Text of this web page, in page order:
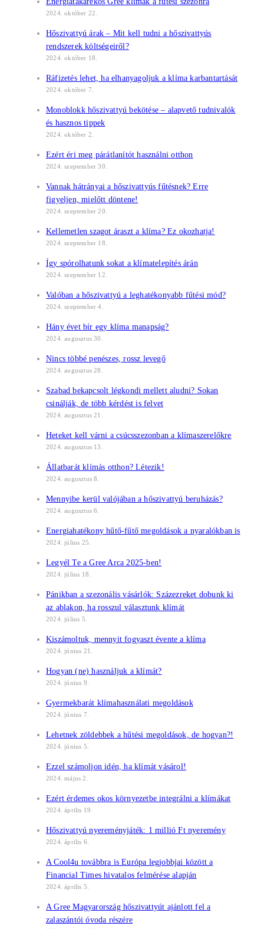
2024. október 22.
Hőszivattyú árak – Mit kell tudni a hőszivattyús
rendszerek költségeiről?
2024. október 18.
Ráfizetés lehet, ha elhanyagoljuk a klíma karbantartását
2024. október 7.
Monoblokk hőszivattyú bekötése – alapvető tudnivalók
és hasznos tippek
2024. október 2.
Ezért éri meg párátlanítót használni otthon
2024. szeptember 30.
Vannak hátrányai a hőszivattyús fűtésnek? Erre
figyeljen, mielőtt döntene!
2024. szeptember 20.
Kellemetlen szagot áraszt a klíma? Ez okozhatja!
2024. szeptember 18.
Így spórolhatunk sokat a klímatelepítés árán
2024. szeptember 12.
Valóban a hőszivattyú a leghatékonyabb fűtési mód?
2024. szeptember 4.
Hány évet bír egy klíma manapság?
2024. augusztus 30.
Nincs többé penészes, rossz levegő
2024. augusztus 28.
Szabad bekapcsolt légkondi mellett aludni? Sokan
csinálják, de több kérdést is felvet
2024. augusztus 21.
Heteket kell várni a csúcsszezonban a klímaszerelőkre
2024. augusztus 13.
Állatbarát klímás otthon? Létezik!
2024. augusztus 8.
Mennyibe kerül valójában a hőszivattyú beruházás?
2024. augusztus 6.
Energiahatékony hűtő-fűtő megoldások a nyaralókban is
2024. július 25.
Legyél Te a Gree Arca 2025-ben!
2024. július 18.
Pánikban a szezonális vásárlók: Százezreket dobunk ki
az ablakon, ha rosszul választunk klímát
2024. július 5.
Kiszámoltuk, mennyit fogyaszt évente a klíma
2024. június 21.
Hogyan (ne) használjuk a klímát?
2024. június 9.
Gyermekbarát klímahasználati megoldások
2024. június 7.
Lehetnek zöldebbek a hűtési megoldások, de hogyan?!
2024. június 5.
Ezzel számoljon idén, ha klímát vásárol!
2024. május 2.
Ezért érdemes okos környezetbe integrálni a klímákat
2024. április 19.
Hőszivattyú nyereményjáték: 1 millió Ft nyeremény
2024. április 6.
A Cool4u továbbra is Európa legjobbjai között a
Financial Times hivatalos felmérése alapján
2024. április 5.
A Gree Magyarország hőszivattyút ajánlott fel a
zalaszántói óvoda részére